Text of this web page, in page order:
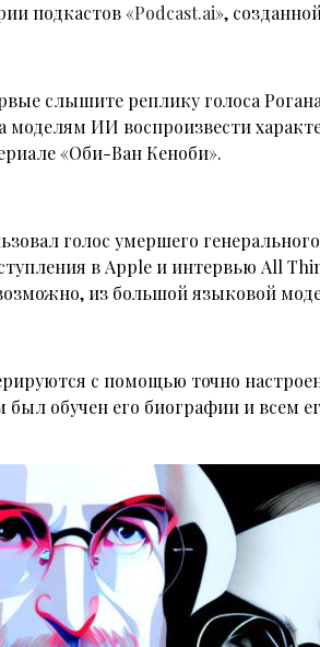
подкастов «Podcast.ai»,
слышите реплику голоса
моделям ИИ воспроизвести
«Оби-Ван Кеноби».
голос умершего
в Apple и интервью All
из большой языковой
с помощью точно
обучен его биографии и всем